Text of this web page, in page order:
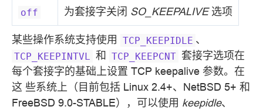
off 为套接字关闭 SO_KEEPALIVE选项
某些操作系统支持使用 TCP_KEEPIDLE 、
TCP_KEEPINTVL 和 TCP_KEEPCNT 套接字选项在
每个套接字的基础上设置 TCP keepalive 参数。在
这 些系统上（目前包括 Linux 2.4+、NetBSD 5+ 和
FreeBSD 9.0-STABLE），可以使用 keepidle、